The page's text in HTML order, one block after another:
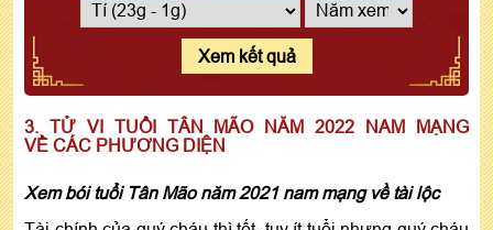
Xem kết quả
3. TỬ VI TUỔI TÂN MÃO NĂM 2022 NAM MẠNG
VỀ CÁC PHƯƠNG DIỆN
Xem bói tuổi Tân Mão năm 2021 nam mạng về tài lộc